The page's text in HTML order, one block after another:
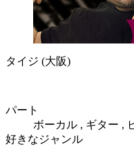
タイジ (大阪)
パート
ボーカル , ギター ,
好きなジャンル